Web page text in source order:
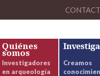
Quiénes
somos
Investigadores
en arqueología
Creamos